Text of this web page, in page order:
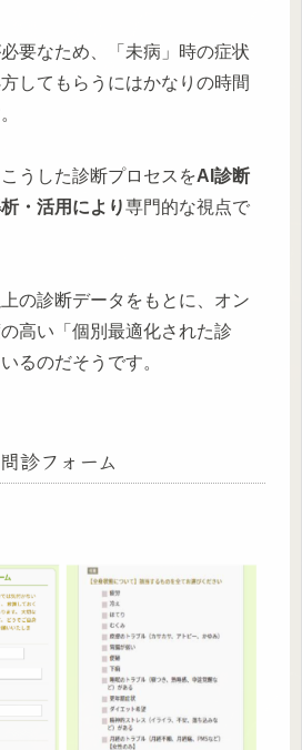
要なため、「未病」時の症状
してもらうにはかなりの時間
うした診断プロセスをAI診断
・活用により専門的な視点で
の診断データをもとに、オン
高い「個別最適化された診
るのだそうです。
診フォーム